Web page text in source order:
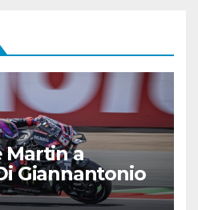
Martin a
Giannantonio